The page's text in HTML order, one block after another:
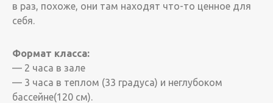
в раз, похоже, они там находят что-то ценное для
себя.
Формат класса:
— 2 часа в зале
— 3 часа в теплом (33 градуса) и неглубоком
бассейне(120 см).